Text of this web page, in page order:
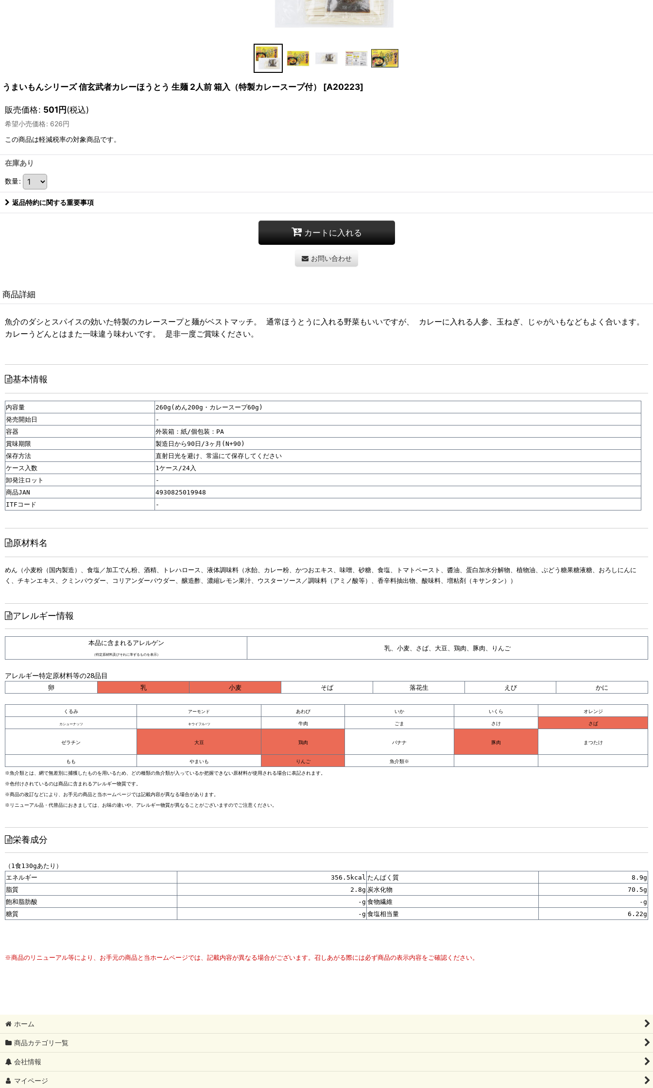
うまいもんシリーズ 信玄武者カレーほうとう 生麺 2人前 箱入（特製カレースープ付） [A20223]
販売価格: 501円(税込)
希望小売価格: 626円
この商品は軽減税率の対象商品です。
在庫あり
数量:
返品特約に関する重要事項
カートに入れる
お問い合わせ
商品詳細
魚介のダシとスパイスの効いた特製のカレースープと麺がベストマッチ。 通常ほうとうに入れる野菜もいいですが、 カレーに入れる人参、玉ねぎ、じゃがいもなどもよく合います。
カレーうどんとはまた一味違う味わいです。 是非一度ご賞味ください。
基本情報
内容量
260g(めん200g・カレースープ60g)
発売開始日
-
容器
外装箱：紙/個包装：PA
賞味期限
製造日から90日/3ヶ月(N+90)
保存方法
直射日光を避け、常温にて保存してください
ケース入数
1ケース/24入
卸発注ロット
-
商品JAN
4930825019948
ITFコード
-
原材料名
めん（小麦粉（国内製造）、食塩／加工でん粉、酒精、トレハロース、液体調味料（水飴、カレー粉、かつおエキス、味噌、砂糖、食塩、トマトペースト、醬油、蛋白加水分解物、植物油、ぶどう糖果糖液糖、おろしにんに
く、チキンエキス、クミンパウダー、コリアンダーパウダー、醸造酢、濃縮レモン果汁、ウスターソース／調味料（アミノ酸等）、香辛料抽出物、酸味料、増粘剤（キサンタン））
アレルギー情報
本品に含まれるアレルゲン
（特定原材料及びそれに準ずるものを表示）
乳、小麦、さば、大豆、鶏肉、豚肉、りんご
アレルギー特定原材料等の28品目
卵 乳 小麦 そば 落花生 えび かに
くるみ アーモンド あわび いか いくら オレンジ
カシューナッツ キウイフル-ツ 牛肉 ごま さけ さば
ゼラチン 大豆 鶏肉 バナナ 豚肉 まつたけ
もも やまいも りんご 魚介類※
※魚介類とは、網で無差別に捕獲したものを用いるため、どの種類の魚介類が入っているか把握できない原材料が使用される場合に表記されます。
※色付けされているのは商品に含まれるアレルギー物質です。
※商品の改訂などにより、お手元の商品と当ホームページでは記載内容が異なる場合があります。
※リニューアル品・代替品におきましては、お味の違いや、アレルギー物質が異なることがございますのでご注意ください。
栄養成分
（1食130gあたり）
エネルギー
356.5kcal たんぱく質
8.9g
脂質
2.8g 炭水化物
70.5g
飽和脂肪酸
-g 食物繊維
-g
糖質
-g 食塩相当量 6.22g
※商品のリニューアル等により、お手元の商品と当ホームページでは、記載内容が異なる場合がございます。召しあがる際には必ず商品の表示内容をご確認ください。
ホーム
商品カテゴリ一覧
会社情報
マイページ